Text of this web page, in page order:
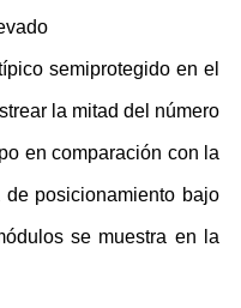
semiprotegido en el
la mitad del número
en comparación con la
posicionamiento bajo
se muestra en la